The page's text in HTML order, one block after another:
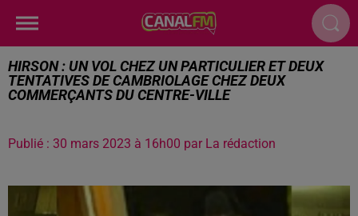
HIRSON : UN VOL CHEZ UN PARTICULIER ET DEUX
TENTATIVES DE CAMBRIOLAGE CHEZ DEUX
COMMERÇANTS DU CENTRE-VILLE
Publié : 30 mars 2023 à 16h00 par La rédaction